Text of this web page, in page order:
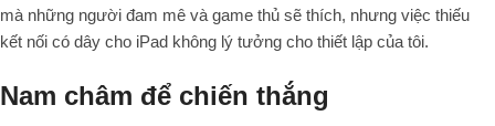
mà những người đam mê và game thủ sẽ thích, nhưng việc thiếu
kết nối có dây cho iPad không lý tưởng cho thiết lập của tôi.
Nam châm để chiến thắng